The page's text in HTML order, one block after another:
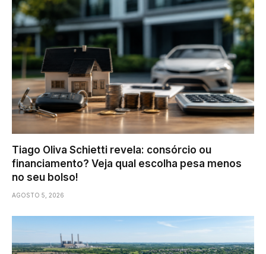
Tiago Oliva Schietti revela: consórcio ou
financiamento? Veja qual escolha pesa menos
no seu bolso!
AGOSTO 5, 2026